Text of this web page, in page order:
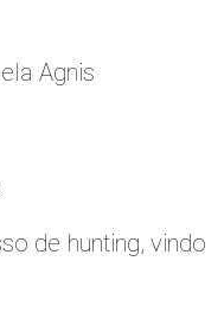
Agnis
de hunting, vindo